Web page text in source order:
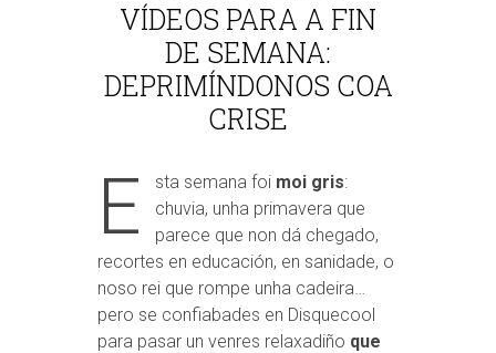
VÍDEOS PARA A FIN
DE SEMANA:
DEPRIMÍNDONOS COA
CRISE
E sta semana foi moi gris:
chuvia, unha primavera que
parece que non dá chegado,
recortes en educación, en sanidade, o
noso rei que rompe unha cadeira…
pero se confiabades en Disquecool
para pasar un venres relaxadiño que